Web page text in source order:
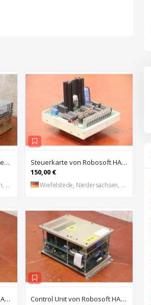
Bremswiderstand von Siemens – 6SL3100-1BE21-3AA0
Steuerkarte von Robosoft HACO – HACC 013 PPES 30135
150,00 €
Wiefelstede, Niedersachsen, DE
Control Unit von Robosoft HACO – 411-1153 PPES 30135
Control Unit von Robosoft HACO – 411-1084 / 412-0112 / 412-0094 PPES 30135